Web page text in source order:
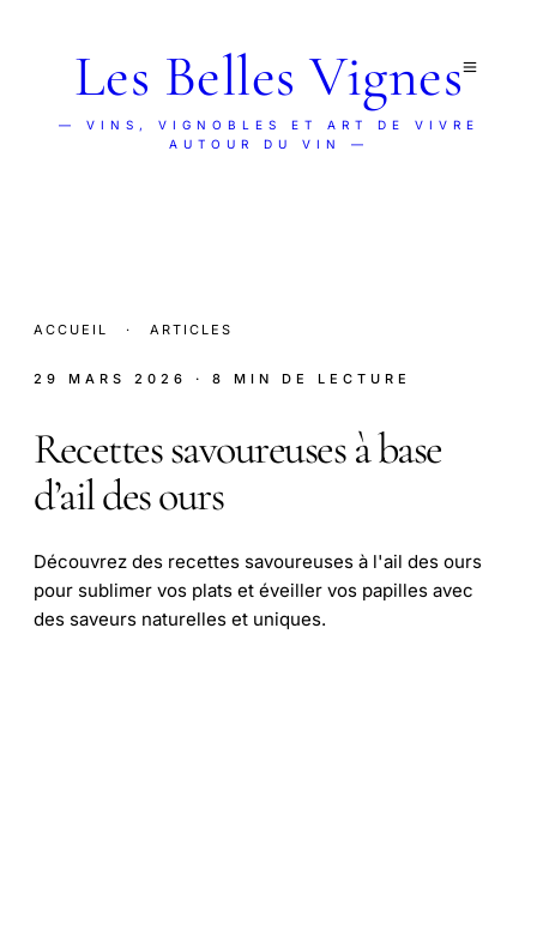
Les Belles Vignes
— VINS, VIGNOBLES ET ART DE VIVRE
AUTOUR DU VIN —
ACCUEIL · ARTICLES
29 MARS 2026 · 8 MIN DE LECTURE
Recettes savoureuses à base
d’ail des ours
Découvrez des recettes savoureuses à l'ail des ours
pour sublimer vos plats et éveiller vos papilles avec
des saveurs naturelles et uniques.